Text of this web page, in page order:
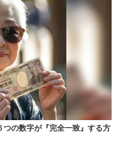
の数字が『完全一致』する方